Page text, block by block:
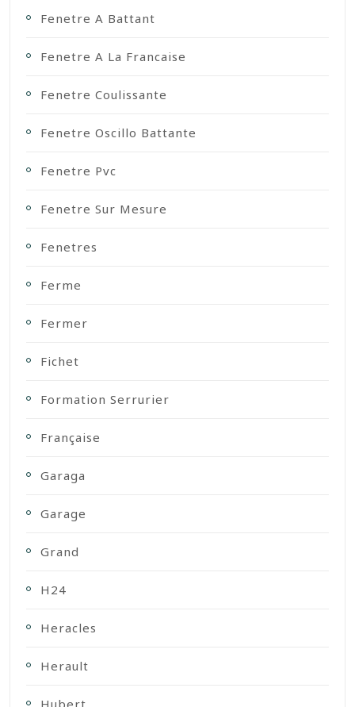
Fenetre A Battant
Fenetre A La Francaise
Fenetre Coulissante
Fenetre Oscillo Battante
Fenetre Pvc
Fenetre Sur Mesure
Fenetres
Ferme
Fermer
Fichet
Formation Serrurier
Française
Garaga
Garage
Grand
H24
Heracles
Herault